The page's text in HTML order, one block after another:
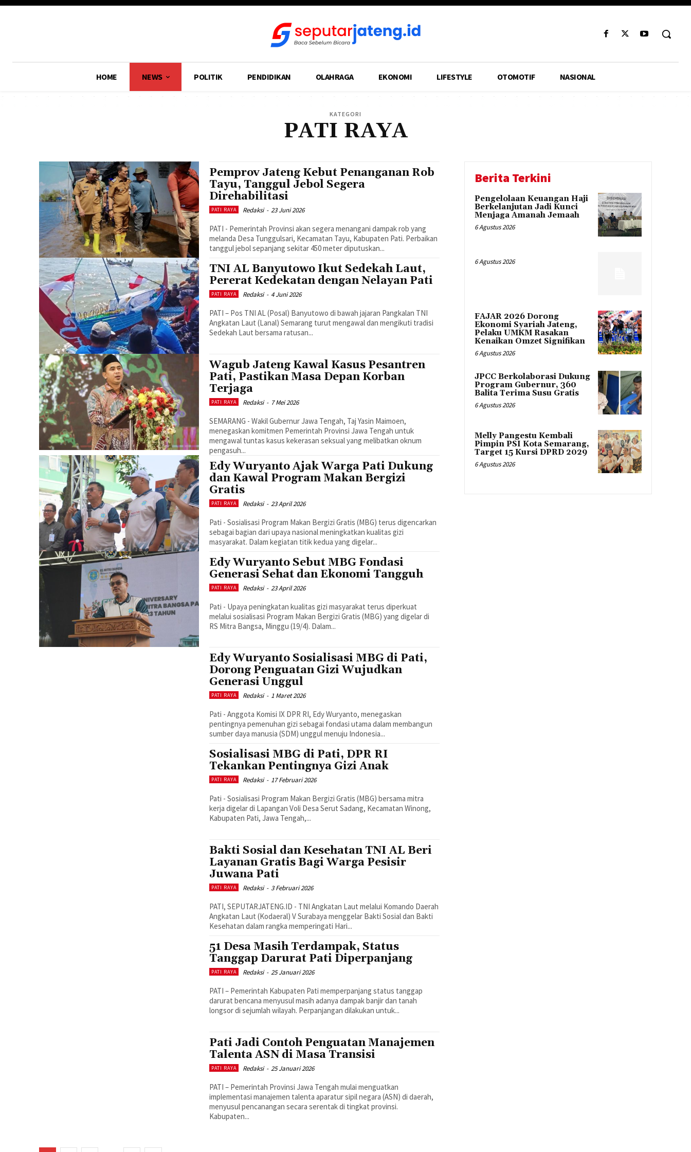
HOME NEWS POLITIK PENDIDIKAN OLAHRAGA EKONOMI LIFESTYLE OTOMOTIF NASIONAL
KATEGORI
PATI RAYA
Pemprov Jateng Kebut Penanganan Rob
Tayu, Tanggul Jebol Segera
Direhabilitasi
PATI RAYA Redaksi - 23 Juni 2026
PATI - Pemerintah Provinsi akan segera menangani dampak rob yang
melanda Desa Tunggulsari, Kecamatan Tayu, Kabupaten Pati. Perbaikan
tanggul jebol sepanjang sekitar 450 meter diputuskan...
TNI AL Banyutowo Ikut Sedekah Laut,
Pererat Kedekatan dengan Nelayan Pati
PATI RAYA Redaksi - 4 Juni 2026
PATI – Pos TNI AL (Posal) Banyutowo di bawah jajaran Pangkalan TNI
Angkatan Laut (Lanal) Semarang turut mengawal dan mengikuti tradisi
Sedekah Laut bersama ratusan...
Wagub Jateng Kawal Kasus Pesantren
Pati, Pastikan Masa Depan Korban
Terjaga
PATI RAYA Redaksi - 7 Mei 2026
SEMARANG - Wakil Gubernur Jawa Tengah, Taj Yasin Maimoen,
menegaskan komitmen Pemerintah Provinsi Jawa Tengah untuk
mengawal tuntas kasus kekerasan seksual yang melibatkan oknum
pengasuh...
Edy Wuryanto Ajak Warga Pati Dukung
dan Kawal Program Makan Bergizi
Gratis
PATI RAYA Redaksi - 23 April 2026
Pati - Sosialisasi Program Makan Bergizi Gratis (MBG) terus digencarkan
sebagai bagian dari upaya nasional meningkatkan kualitas gizi
masyarakat. Dalam kegiatan titik kedua yang digelar...
Edy Wuryanto Sebut MBG Fondasi
Generasi Sehat dan Ekonomi Tangguh
PATI RAYA Redaksi - 23 April 2026
Pati - Upaya peningkatan kualitas gizi masyarakat terus diperkuat
melalui sosialisasi Program Makan Bergizi Gratis (MBG) yang digelar di
RS Mitra Bangsa, Minggu (19/4). Dalam...
Edy Wuryanto Sosialisasi MBG di Pati,
Dorong Penguatan Gizi Wujudkan
Generasi Unggul
PATI RAYA Redaksi - 1 Maret 2026
Pati - Anggota Komisi IX DPR RI, Edy Wuryanto, menegaskan
pentingnya pemenuhan gizi sebagai fondasi utama dalam membangun
sumber daya manusia (SDM) unggul menuju Indonesia...
Sosialisasi MBG di Pati, DPR RI
Tekankan Pentingnya Gizi Anak
PATI RAYA Redaksi - 17 Februari 2026
Pati - Sosialisasi Program Makan Bergizi Gratis (MBG) bersama mitra
kerja digelar di Lapangan Voli Desa Serut Sadang, Kecamatan Winong,
Kabupaten Pati, Jawa Tengah,...
Bakti Sosial dan Kesehatan TNI AL Beri
Layanan Gratis Bagi Warga Pesisir
Juwana Pati
PATI RAYA Redaksi - 3 Februari 2026
PATI, SEPUTARJATENG.ID - TNI Angkatan Laut melalui Komando Daerah
Angkatan Laut (Kodaeral) V Surabaya menggelar Bakti Sosial dan Bakti
Kesehatan dalam rangka memperingati Hari...
51 Desa Masih Terdampak, Status
Tanggap Darurat Pati Diperpanjang
PATI RAYA Redaksi - 25 Januari 2026
PATI – Pemerintah Kabupaten Pati memperpanjang status tanggap
darurat bencana menyusul masih adanya dampak banjir dan tanah
longsor di sejumlah wilayah. Perpanjangan dilakukan untuk...
Pati Jadi Contoh Penguatan Manajemen
Talenta ASN di Masa Transisi
PATI RAYA Redaksi - 25 Januari 2026
PATI – Pemerintah Provinsi Jawa Tengah mulai menguatkan
implementasi manajemen talenta aparatur sipil negara (ASN) di daerah,
menyusul pencanangan secara serentak di tingkat provinsi.
Kabupaten...
Berita Terkini
Pengelolaan Keuangan Haji
Berkelanjutan Jadi Kunci
Menjaga Amanah Jemaah
6 Agustus 2026
6 Agustus 2026
FAJAR 2026 Dorong
Ekonomi Syariah Jateng,
Pelaku UMKM Rasakan
Kenaikan Omzet Signifikan
6 Agustus 2026
JPCC Berkolaborasi Dukung
Program Gubernur, 360
Balita Terima Susu Gratis
6 Agustus 2026
Melly Pangestu Kembali
Pimpin PSI Kota Semarang,
Target 15 Kursi DPRD 2029
6 Agustus 2026